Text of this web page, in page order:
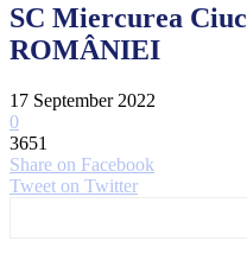
SC Miercurea
ROMÂNIEI
17 September 2022
0
3651
Share on Facebook
Tweet on Twitter